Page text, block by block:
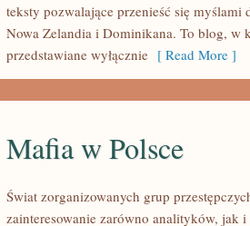
teksty pozwalające przenieść się myślami
Nowa Zelandia i Dominikana. To blog, w
przedstawiane wyłącznie [ Read More ]
Mafia w Polsce
Świat zorganizowanych grup
zainteresowanie zarówno analityków, jak